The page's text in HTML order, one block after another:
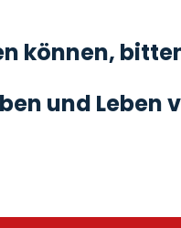
können,
und Leben